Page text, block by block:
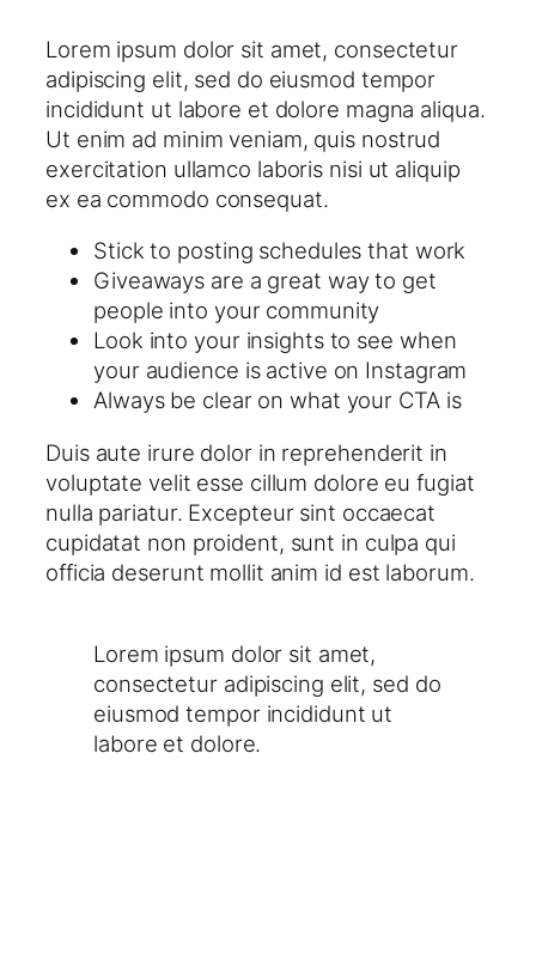
Lorem ipsum dolor sit amet, consectetur
adipiscing elit, sed do eiusmod tempor
incididunt ut labore et dolore magna aliqua.
Ut enim ad minim veniam, quis nostrud
exercitation ullamco laboris nisi ut aliquip
ex ea commodo consequat.
Stick to posting schedules that work
Giveaways are a great way to get
people into your community
Look into your insights to see when
your audience is active on Instagram
Always be clear on what your CTA is
Duis aute irure dolor in reprehenderit in
voluptate velit esse cillum dolore eu fugiat
nulla pariatur. Excepteur sint occaecat
cupidatat non proident, sunt in culpa qui
officia deserunt mollit anim id est laborum.
Lorem ipsum dolor sit amet,
consectetur adipiscing elit, sed do
eiusmod tempor incididunt ut
labore et dolore.